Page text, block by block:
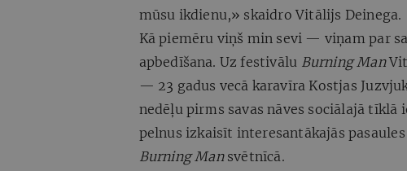
mūsu ikdienu,» skaidro Vitālijs Deinega.
Kā piemēru viņš min sevi — viņam par
apbedīšana. Uz festivālu Burning Man
— 23 gadus vecā karavīra Kostjas
nedēļu pirms savas nāves sociālajā
pelnus izkaisīt interesantākajās
Burning Mansvētnīcā.